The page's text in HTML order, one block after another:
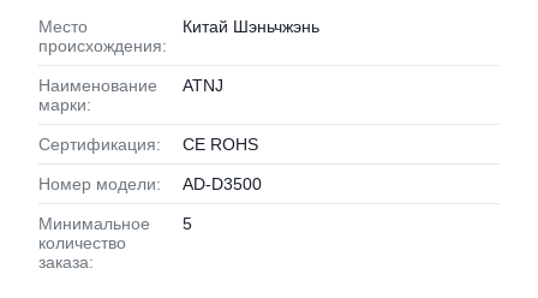
Место
происхождения:
Китай Шэньчжэнь
Наименование
марки:
ATNJ
Сертификация: CE ROHS
Номер модели: AD-D3500
Минимальное
количество
заказа:
5